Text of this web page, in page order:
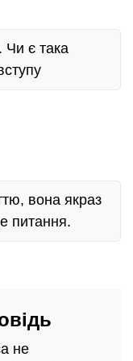
Чи є така
вона якраз
питання.
не